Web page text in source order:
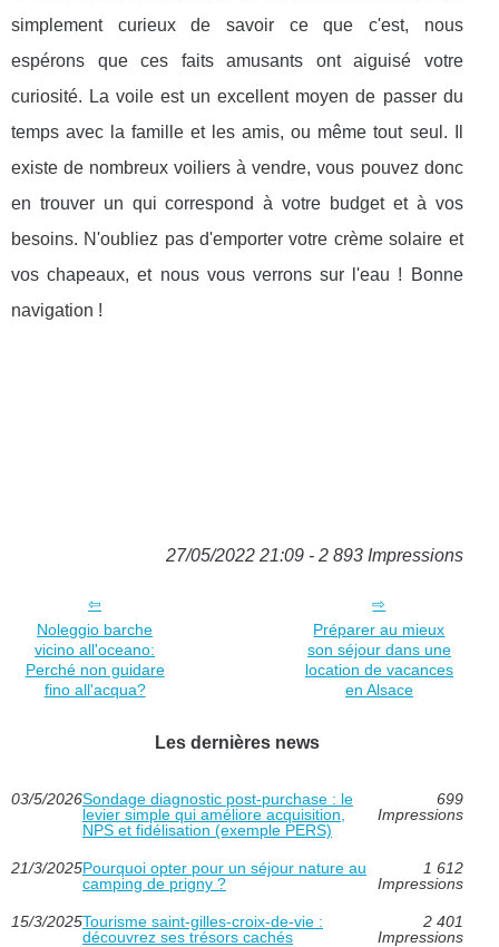
simplement curieux de savoir ce que c'est, nous
espérons que ces faits amusants ont aiguisé votre
curiosité. La voile est un excellent moyen de passer du
temps avec la famille et les amis, ou même tout seul. Il
existe de nombreux voiliers à vendre, vous pouvez donc
en trouver un qui correspond à votre budget et à vos
besoins. N'oubliez pas d'emporter votre crème solaire et
vos chapeaux, et nous vous verrons sur l'eau ! Bonne
navigation !
27/05/2022 21:09 - 2 893 Impressions
Noleggio barche
vicino all'oceano:
Perché non guidare
fino all'acqua?
Préparer au mieux
son séjour dans une
location de vacances
en Alsace
Les dernières news
03/5/2026Sondage diagnostic post‑purchase : le
levier simple qui améliore acquisition,
NPS et fidélisation (exemple PERS)
699
Impressions
21/3/2025Pourquoi opter pour un séjour nature au
camping de prigny ?
1 612
Impressions
15/3/2025Tourisme saint-gilles-croix-de-vie :
découvrez ses trésors cachés
2 401
Impressions